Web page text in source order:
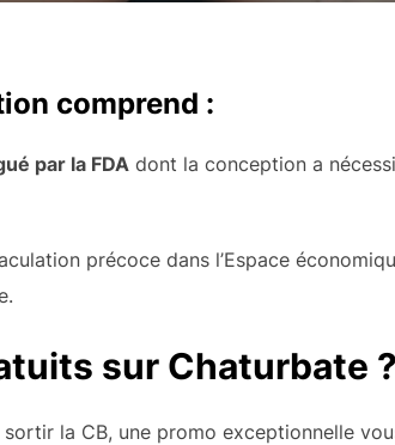
comprend :
par la FDA dont la conception a
précoce dans l’Espace
sur Chaturbate ?
la CB, une promo exceptionnelle